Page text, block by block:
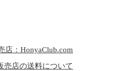
店：HonyaClub.com
売店の送料について